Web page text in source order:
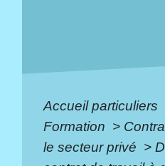
Accueil particuliers
Formation >
le secteur privé >